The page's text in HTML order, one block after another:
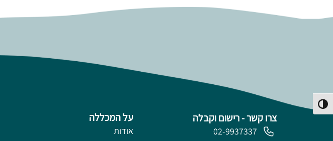
הפעל/כבה ניגודיות גבוהה
צרו קשר - רישום וקבלה
02-9937337
על המכללה
אודות